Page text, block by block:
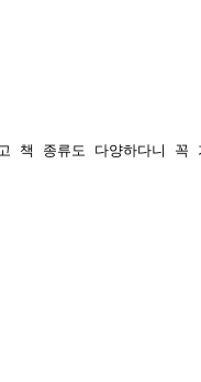
책 종류도 다양하다니